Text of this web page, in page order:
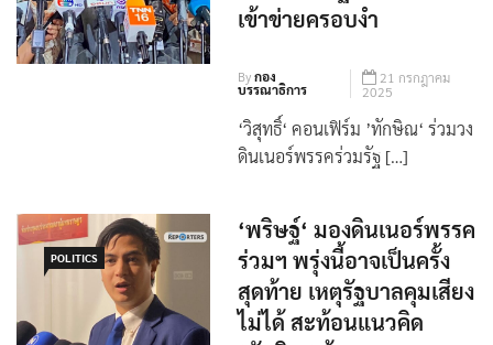
เข้าข่ายครอบงำ
Byกอง
บรรณาธิการ
21 กรกฎาคม
2025
‘วิสุทธิ์‘ คอนเฟิร์ม ’ทักษิณ‘ ร่วมวง
ดินเนอร์พรรคร่วมรัฐ […]
POLITICS
‘พริษฐ์‘ มองดินเนอร์พรรค
ร่วมฯ พรุ่งนี้อาจเป็นครั้ง
สุดท้าย เหตุรัฐบาลคุมเสียง
ไม่ได้ สะท้อนแนวคิด